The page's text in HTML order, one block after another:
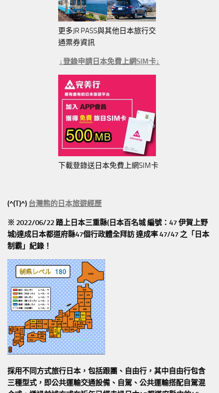
更多JR PASS與其他日本旅行交
通票券資訊
↓登錄申請日本免費上網SIM卡↓
下載登錄送日本免費上網SIM卡
(^(T)^) 台灣熊的日本旅遊經歷
※ 2022/06/22 踏上日本三重縣(日本百名城 編號：47 伊賀上野
城)達成日本都道府縣47個行政體全拜訪達成率 47/47 之「日本
制霸」紀錄！
採用不同方式旅行日本，包括跟團、自由行，其中自由行包含
三種型式，即公共運輸交通設備、自駕、公共運輸搭配自駕混